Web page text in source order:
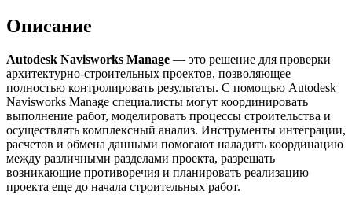
Описание
Autodesk Navisworks Manage — это решение для проверки
архитектурно-строительных проектов, позволяющее
полностью контролировать результаты. С помощью Autodesk
Navisworks Manage специалисты могут координировать
выполнение работ, моделировать процессы строительства и
осуществлять комплексный анализ. Инструменты интеграции,
расчетов и обмена данными помогают наладить координацию
между различными разделами проекта, разрешать
возникающие противоречия и планировать реализацию
проекта еще до начала строительных работ.